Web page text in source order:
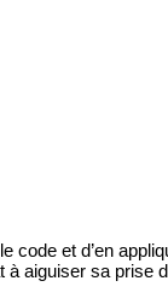
et d’en
aiguiser sa prise